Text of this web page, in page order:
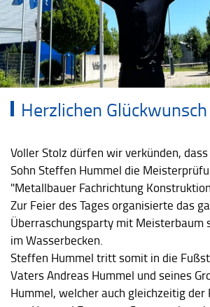
Herzlichen Glückwunsch
Voller Stolz dürfen wir verkünden,
Sohn Steffen Hummel die
"Metallbauer Fachrichtung
Zur Feier des Tages organisierte das
Überraschungsparty mit
im Wasserbecken.
Steffen Hummel tritt somit in die
Vaters Andreas Hummel und seines
Hummel, welcher auch gleichzeitig